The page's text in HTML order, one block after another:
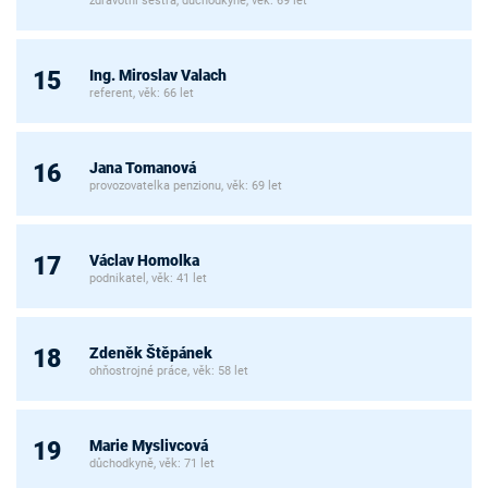
15 Ing. Miroslav Valach
referent, věk: 66 let
16 Jana Tomanová
provozovatelka penzionu, věk: 69 let
17 Václav Homolka
podnikatel, věk: 41 let
18 Zdeněk Štěpánek
ohňostrojné práce, věk: 58 let
19 Marie Myslivcová
důchodkyně, věk: 71 let